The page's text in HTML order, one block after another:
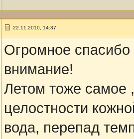
22.11.2010, 14:37
Огромное
внимание!
Летом тоже самое
целостности
вода, перепад